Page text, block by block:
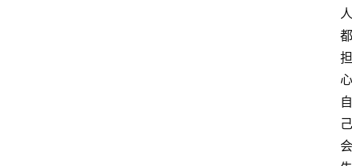
人
都
担
心
自
己
会